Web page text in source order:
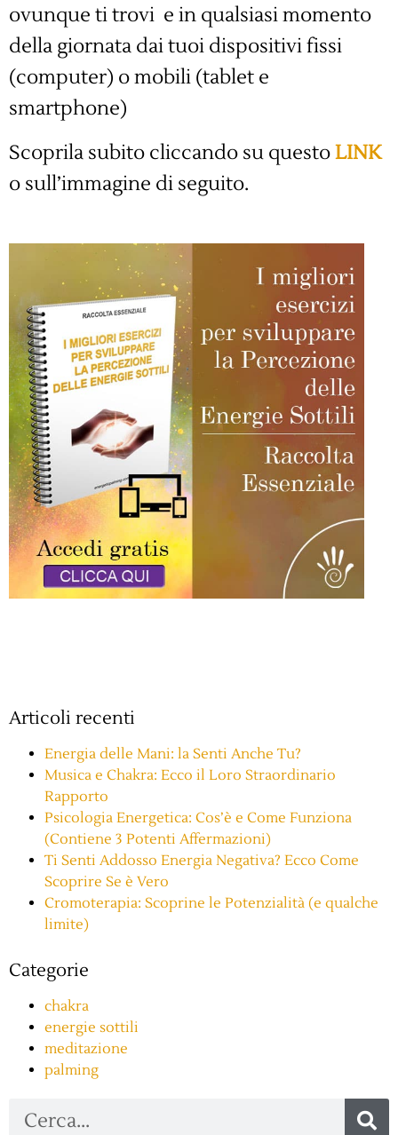
ovunque ti trovi e in qualsiasi momento
della giornata dai tuoi dispositivi fissi
(computer) o mobili (tablet e
smartphone)
Scoprila subito cliccando su questoLINK
o sull’immagine di seguito.
Articoli recenti
Energia delle Mani: la Senti Anche Tu?
Musica e Chakra: Ecco il Loro Straordinario
Rapporto
Psicologia Energetica: Cos’è e Come Funziona
(Contiene 3 Potenti Affermazioni)
Ti Senti Addosso Energia Negativa? Ecco Come
Scoprire Se è Vero
Cromoterapia: Scoprine le Potenzialità (e qualche
limite)
Categorie
chakra
energie sottili
meditazione
palming